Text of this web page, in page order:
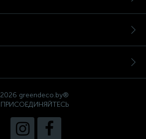
2026 greendeco.by®
ПРИСОЕДИНЯЙТЕСЬ